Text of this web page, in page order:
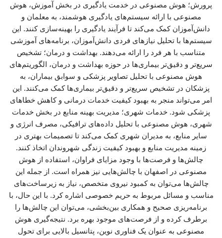
پرورش؛ هوش مصنوعی در خدمت یادگیری در بخش آموزش، هوش
مصنوعی با ارائه سیستم‌های یادگیری هوشمند، به معلمان و
دانش‌آموزان کمک می‌کند تا فرآیند یادگیری را بهینه‌سازی کنند. این
سیستم‌ها با تحلیل نیازهای فردی دانش‌آموزان، برنامه‌های آموزشی
متناسب با هر فرد را ارائه می‌دهند. بهداشت و درمان؛ تشخیص
سریع‌تر و دقیق‌تر بیماری‌ها در حوزه بهداشت و درمان، الگوریتم‌های
هوش مصنوعی با تحلیل تصاویر پزشکی و سوابق بیماران، به
پزشکان در تشخیص سریع‌تر و دقیق‌تر بیماری‌ها کمک می‌کنند. این
امر می‌تواند منجر به بهبود کیفیت خدمات درمانی و کاهش خطاهای
پزشکی شود. خدمات شهری؛ مدیریت بهینه منابع در بخش خدمات
شهری، هوش مصنوعی با تحلیل داده‌های ترافیکی، مصرف انرژی و
سایر منابع، به مدیران شهری کمک می‌کند تا تصمیمات بهتری در
زمینه مدیریت منابع و بهبود کیفیت زندگی شهروندان اتخاذ کنند.
چالش‌ها و فرصت‌ها با وجود مزایای فراوان، استفاده از هوش
مصنوعی در اصفهان با چالش‌هایی نیز همراه است. از جمله این
چالش‌ها می‌توان به کمبود نیروی متخصص، نیاز به زیرساخت‌های
مناسب و مسائل مربوط به حریم خصوصی اشاره کرد. با این حال، با
برنامه‌ریزی صحیح و همکاری بین‌بخشی، می‌توان این چالش‌ها را
برطرف کرده و از فرصت‌های موجود بهره برد. نتیجه‌گیری هوش
مصنوعی به عنوان یک فناوری نوین، پتانسیل بالایی برای تحول